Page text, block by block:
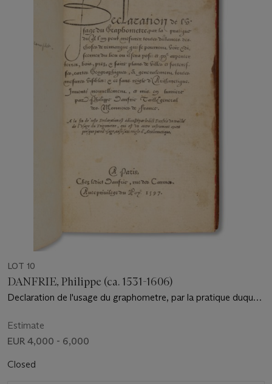
LOT 10
DANFRIE, Philippe (ca. 1531-1606)
Declaration de l'usage du graphometre, par la pratique duquel
et ce sans règle d'arithmétique. Paris : chez l'auteur, 1597.
Estimate
EUR 4,000 - 6,000
Closed